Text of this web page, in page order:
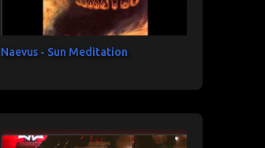
Naevus - Sun Meditation